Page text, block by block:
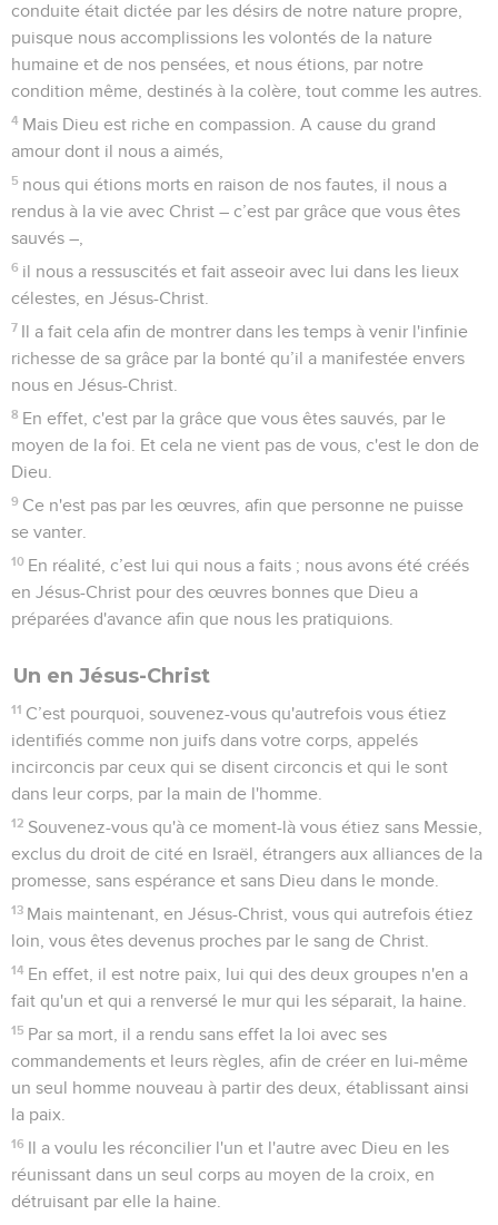
conduite était dictée par les désirs de notre nature propre,
puisque nous accomplissions les volontés de la nature
humaine et de nos pensées, et nous étions, par notre
condition même, destinés à la colère, tout comme les autres.
4 Mais Dieu est riche en compassion. A cause du grand
amour dont il nous a aimés,
5 nous qui étions morts en raison de nos fautes, il nous a
rendus à la vie avec Christ – c’est par grâce que vous êtes
sauvés –,
6 il nous a ressuscités et fait asseoir avec lui dans les lieux
célestes, en Jésus-Christ.
7 Il a fait cela afin de montrer dans les temps à venir l'infinie
richesse de sa grâce par la bonté qu’il a manifestée envers
nous en Jésus-Christ.
8 En effet, c'est par la grâce que vous êtes sauvés, par le
moyen de la foi. Et cela ne vient pas de vous, c'est le don de
Dieu.
9 Ce n'est pas par les œuvres, afin que personne ne puisse
se vanter.
10 En réalité, c’est lui qui nous a faits ; nous avons été créés
en Jésus-Christ pour des œuvres bonnes que Dieu a
préparées d'avance afin que nous les pratiquions.
Un en Jésus-Christ
11 C’est pourquoi, souvenez-vous qu'autrefois vous étiez
identifiés comme non juifs dans votre corps, appelés
incirconcis par ceux qui se disent circoncis et qui le sont
dans leur corps, par la main de l'homme.
12 Souvenez-vous qu'à ce moment-là vous étiez sans Messie,
exclus du droit de cité en Israël, étrangers aux alliances de la
promesse, sans espérance et sans Dieu dans le monde.
13 Mais maintenant, en Jésus-Christ, vous qui autrefois étiez
loin, vous êtes devenus proches par le sang de Christ.
14 En effet, il est notre paix, lui qui des deux groupes n'en a
fait qu'un et qui a renversé le mur qui les séparait, la haine.
15 Par sa mort, il a rendu sans effet la loi avec ses
commandements et leurs règles, afin de créer en lui-même
un seul homme nouveau à partir des deux, établissant ainsi
la paix.
16 Il a voulu les réconcilier l'un et l'autre avec Dieu en les
réunissant dans un seul corps au moyen de la croix, en
détruisant par elle la haine.